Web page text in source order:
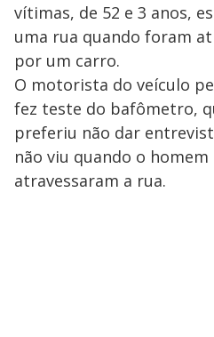
vítimas, de 52 e 3 anos,
uma rua quando foram
por um carro.
O motorista do veículo
fez teste do bafômetro,
preferiu não dar
não viu quando o homem
atravessaram a rua.